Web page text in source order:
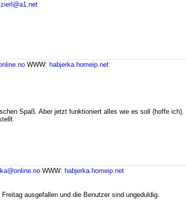
WWW: habjerka.homeip.net
Spaß. Aber jetzt funktioniert alles wie es soll (hoffe
WWW: habjerka.homeip.net
ausgefallen und die Benutzer sind ungeduldig.